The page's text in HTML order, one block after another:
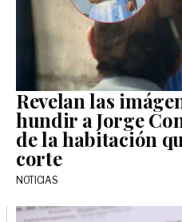
Revelan las
hundir a Jorge
de la habitación
corte
NOTICIAS